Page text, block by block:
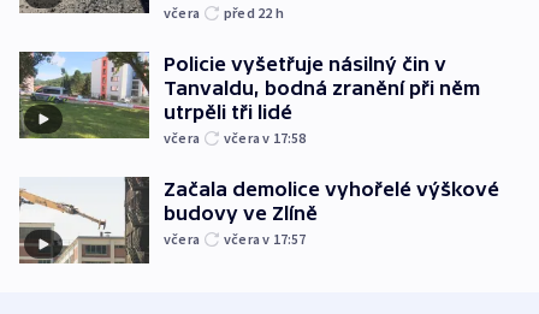
včera před 22 h
Policie vyšetřuje násilný čin v
Tanvaldu, bodná zranění při něm
utrpěli tři lidé
včera včera v 17:58
Začala demolice vyhořelé výškové
budovy ve Zlíně
včera včera v 17:57